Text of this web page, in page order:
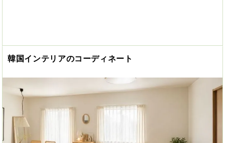
韓国インテリアのコーディネート